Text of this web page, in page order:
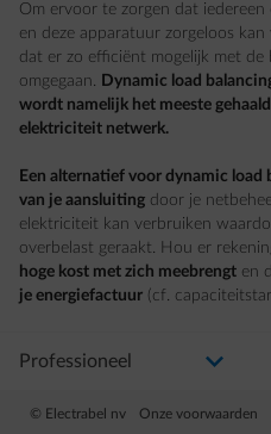
Om ervoor te zorgen dat
en deze apparatuur zorgeloos
dat er zo efficiënt mogelijk met
omgegaan. Dynamic load
wordt namelijk het meeste
elektriciteit netwerk.
Een alternatief voor dynamic load
van je aansluiting door je
elektriciteit kan verbruiken
overbelast geraakt. Hou er
hoge kost met zich meebrengt en
je energiefactuur (cf.
Selecteer uw profiel
Als u de selectie wijzigt, gaat u naar een
© Electrabel nv Onze voorwaarden